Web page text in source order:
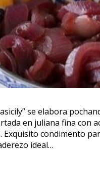
se elabora
en juliana fina con
Exquisito condimento
ideal…